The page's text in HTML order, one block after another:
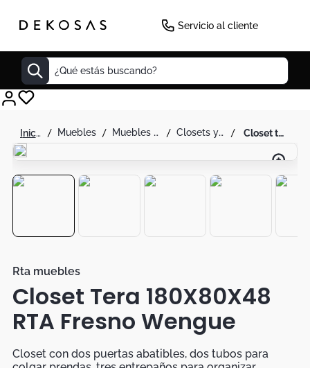
Servicio al cliente
¿Qué estás buscando?
muebles muebles de alcoba closets y armarios closet tera 180x80x48 rta fresno wengue
Rta muebles
Closet Tera 180X80X48
RTA Fresno Wengue
Closet con dos puertas abatibles, dos tubos para
Decoracion
Cuadro
Sillas
Duvet
Botas